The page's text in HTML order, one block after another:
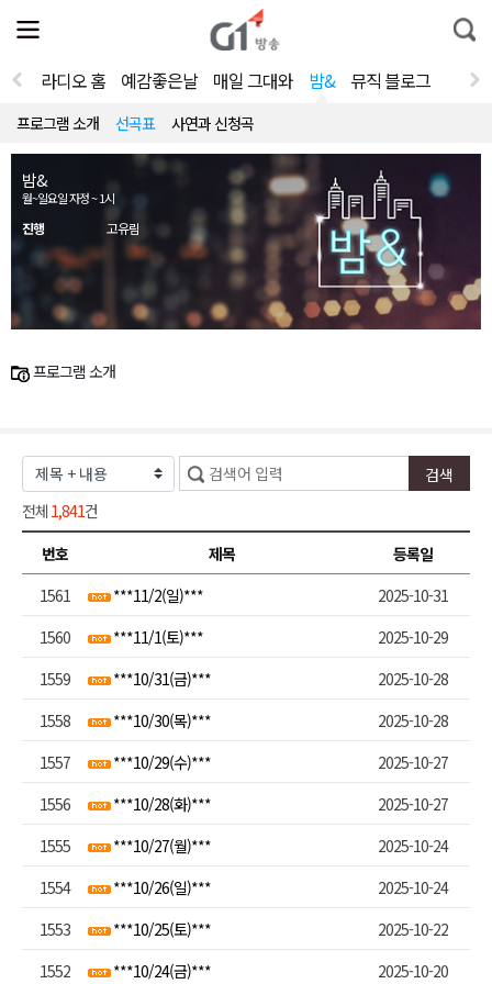
전
체
뉴
열
통
합
라디오 홈 예감좋은날 매일 그대와 밤& 뮤직 블로그
프로그램 소개 선곡표 사연과 신청곡
밤&
월~일요일 자정 ~ 1시
진행 고유림
프로그램 소개
전체 1,841건
번호
제목
등록일
1561
***11/2(일)***
2025-10-31
1560
***11/1(토)***
2025-10-29
1559
***10/31(금)***
2025-10-28
1558
***10/30(목)***
2025-10-28
1557
***10/29(수)***
2025-10-27
1556
***10/28(화)***
2025-10-27
1555
***10/27(월)***
2025-10-24
1554
***10/26(일)***
2025-10-24
1553
***10/25(토)***
2025-10-22
1552
***10/24(금)*** 2025-10-20